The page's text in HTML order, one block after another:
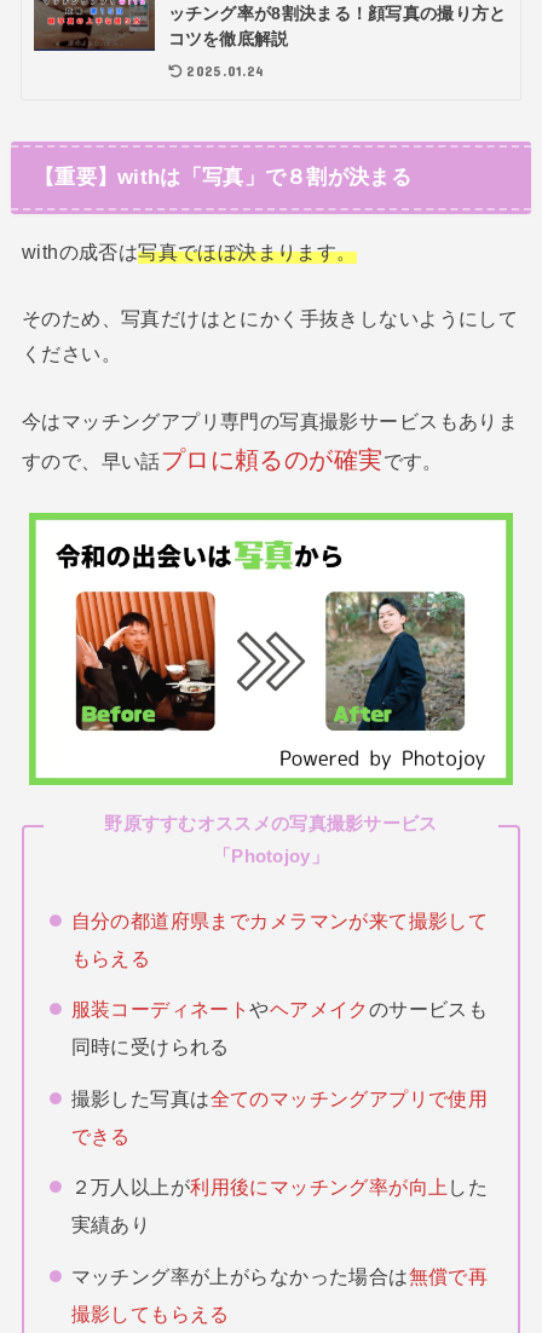
ッチング率が8割決まる！顔写真の撮り方と
コツを徹底解説
2025.01.24
【重要】withは「写真」で８割が決まる
withの成否は写真でほぼ決まります。
そのため、写真だけはとにかく手抜きしないようにして
ください。
今はマッチングアプリ専門の写真撮影サービスもありま
すので、早い話プロに頼るのが確実です。
野原すすむオススメの写真撮影サービス
「 Photojoy 」
自分の都道府県までカメラマンが来て撮影して
もらえる
服装コーディネートやヘアメイク のサービスも
同時に受けられる
撮影した写真は全てのマッチングアプリで使用
できる
２万人以上が利用後にマッチング率が向上 した
実績あり
マッチング率が上がらなかった場合は無償で再
撮影してもらえる